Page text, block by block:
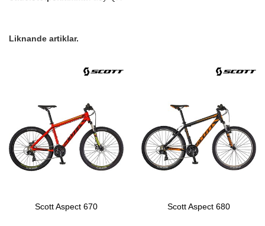
Liknande artiklar.
Scott Aspect 670 Scott Aspect 680